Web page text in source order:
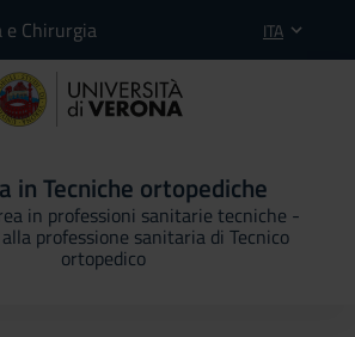
e Chirurgia ITA
in Tecniche ortopediche
in professioni sanitarie tecniche -
professione sanitaria di Tecnico
ortopedico